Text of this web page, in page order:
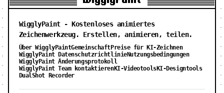
WigglyPaint - Kostenloses animiertes
Zeichenwerkzeug. Erstellen, animieren, teilen.
Über WigglyPaintGemeinschaftPreise für KI-Zeichnen
WigglyPaint DatenschutzrichtlinieNutzungsbedingungen
WigglyPaint Änderungsprotokoll
WigglyPaint Team kontaktierenKI-VideotoolsKI-Designtools
DualShot Recorder